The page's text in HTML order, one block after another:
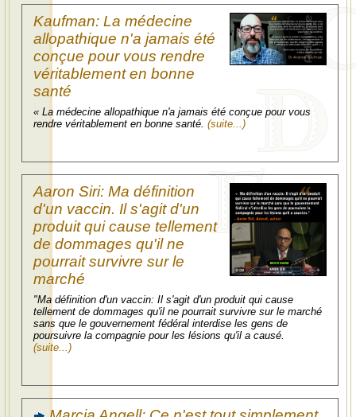
Kaufman: La médecine
allopathique n'a jamais été
conçue pour vous rendre
véritablement en bonne
santé
« La médecine allopathique n'a jamais été conçue pour vous
rendre véritablement en bonne santé. (suite...)
Aaron Siri: Ma définition
d'un vaccin. Il s'agit d'un
produit qui cause tellement
de dommages qu'il ne
pourrait survivre sur le
marché
"Ma définition d'un vaccin: Il s'agit d'un produit qui cause
tellement de dommages qu'il ne pourrait survivre sur le marché
sans que le gouvernement fédéral interdise les gens de
poursuivre la compagnie pour les lésions qu'il a causé.
(suite...)